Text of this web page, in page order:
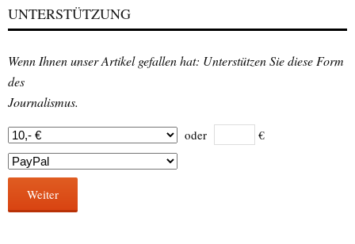
UNTERSTÜTZUNG
Wenn Ihnen unser Artikel gefallen hat: Unterstützen Sie diese Form
des
Journalismus.
oder €
Weiter